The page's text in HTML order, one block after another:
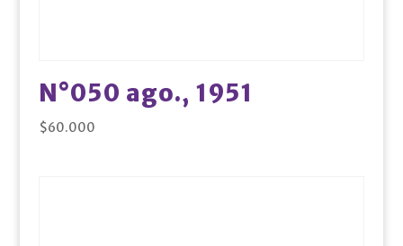
N°050 ago., 1951
$60.000